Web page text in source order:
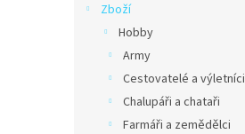
Zboží
Hobby
Army
Cestovatelé a výletníci
Chalupáři a chataři
Farmáři a zemědělci